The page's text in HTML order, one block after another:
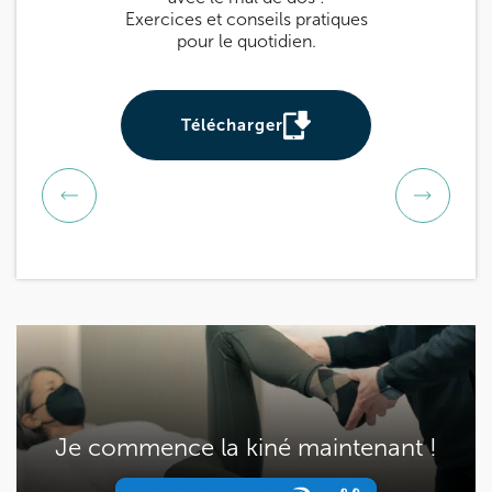
Exercices et conseils pratiques
pour le quotidien.
Télécharger
Je commence la kiné maintenant !